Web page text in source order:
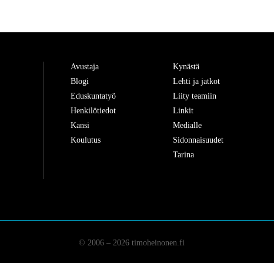
Avustaja
Blogi
Eduskuntatyö
Henkilötiedot
Kansi
Koulutus
Kynästä
Lehti ja jatkot
Liity teamiin
Linkit
Medialle
Sidonnaisuudet
Tarina
© 2006 – 2026 timoheinonen.fi